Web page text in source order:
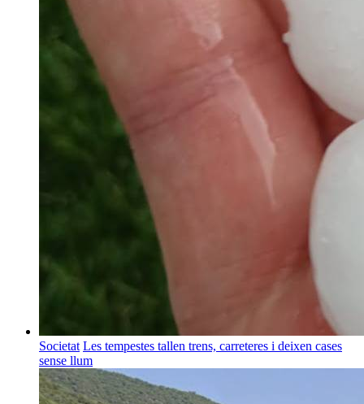
Societat Les tempestes tallen trens, carreteres i deixen cases
sense llum